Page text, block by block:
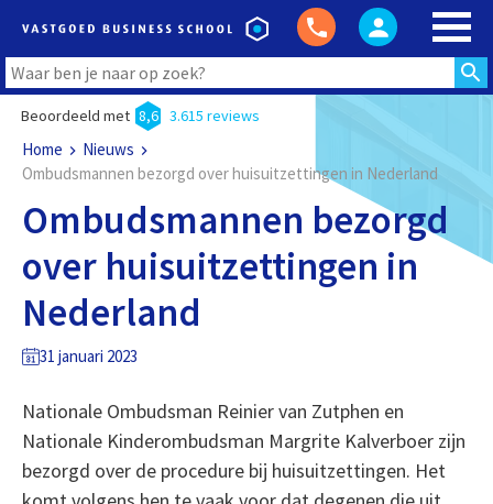
Beoordeeld met 8,6 3.615 reviews
Home
Nieuws
Ombudsmannen bezorgd over huisuitzettingen in Nederland
Ombudsmannen bezorgd
over huisuitzettingen in
Nederland
31 januari 2023
Nationale Ombudsman Reinier van Zutphen en
Nationale Kinderombudsman Margrite Kalverboer zijn
bezorgd over de procedure bij huisuitzettingen. Het